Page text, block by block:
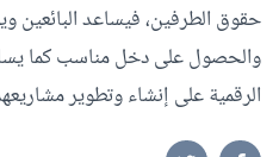
حقوق الطرفين، فيساعد البائعين
والحصول على دخل مناسب كما
الرقمية على إنشاء وتطوير